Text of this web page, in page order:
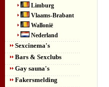
Limburg
Vlaams-Brabant
Wallonië
Nederland
Sexcinema's
Bars & Sexclubs
Gay sauna's
Fakersmelding